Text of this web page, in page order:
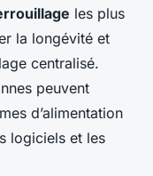
les plus
la longévité et
centralisé.
peuvent
d’alimentation
logiciels et les